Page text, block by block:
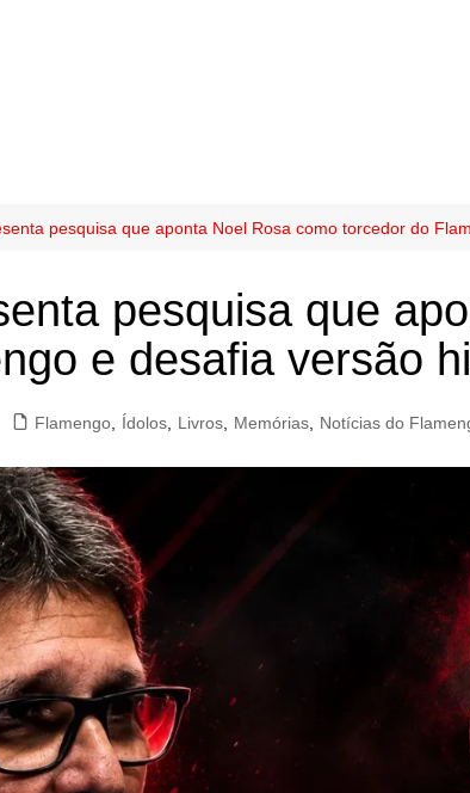
pesquisa que aponta Noel Rosa como torcedor do
pesquisa que
e desafia versão
Flamengo Ídolos Livros Memórias Notícias do